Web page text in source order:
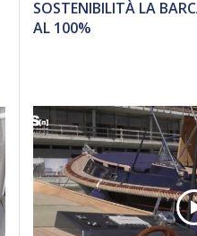
SOSTENIBILITÀ LA
AL 100%